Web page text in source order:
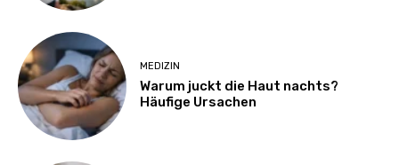
MEDIZIN
Warum juckt die Haut nachts?
Häufige Ursachen